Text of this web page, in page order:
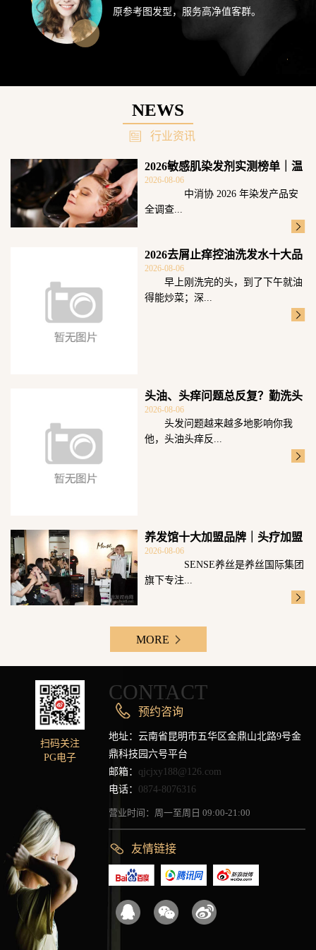
原参考图发型，服务高净值客群。
NEWS
行业资讯
2026敏感肌染发剂实测榜单｜温
和无刺激
2026-08-06
中消协 2026 年染发产品安
全调查...
2026去屑止痒控油洗发水十大品
牌测评！
2026-08-06
早上刚洗完的头，到了下午就油
得能炒菜；深...
头油、头痒问题总反复？勤洗头
可不够重点科
2026-08-06
头发问题越来越多地影响你我
他，头油头痒反...
养发馆十大加盟品牌｜头疗加盟
选SENSE
2026-08-06
SENSE养丝是养丝国际集团
旗下专注...
MORE
扫码关注
PG电子
CONTACT
预约咨询
地址：云南省昆明市五华区金鼎山北路9号金
鼎科技园六号平台
邮箱： qjcjxy188@126.com
电话： 0874-8076316
营业时间：周一至周日 09:00-21:00
友情链接